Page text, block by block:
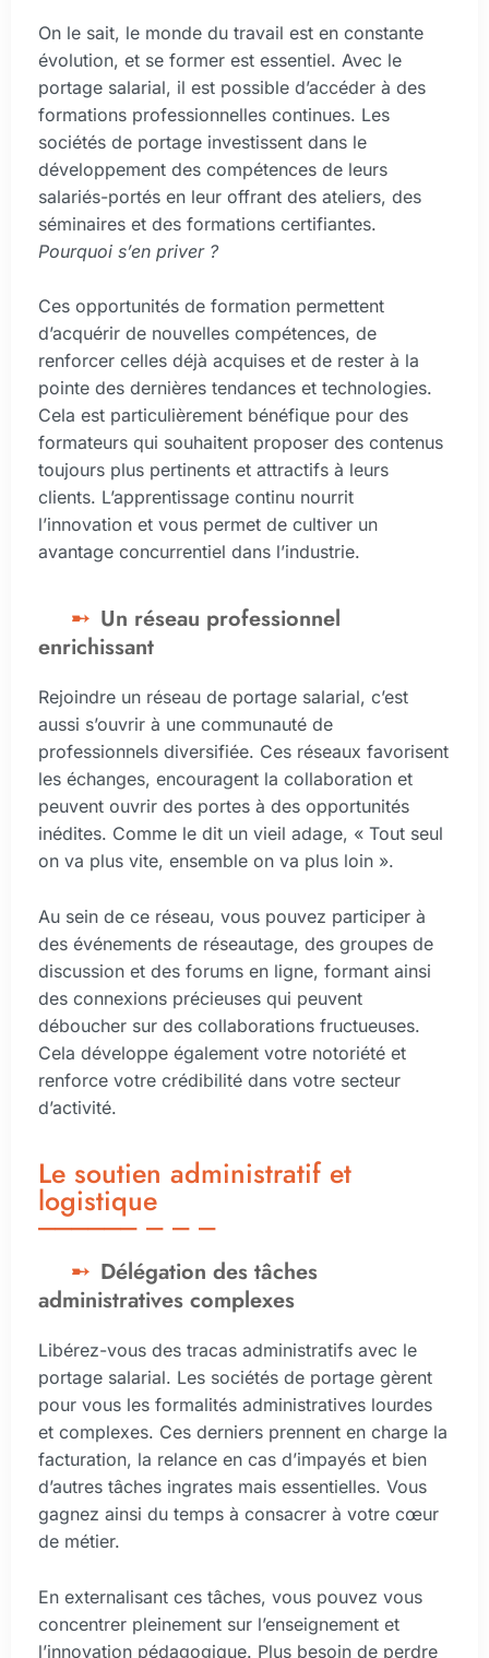
On le sait, le monde du travail est en constante
évolution, et se former est essentiel. Avec le
portage salarial, il est possible d’accéder à des
formations professionnelles continues. Les
sociétés de portage investissent dans le
développement des compétences de leurs
salariés-portés en leur offrant des ateliers, des
séminaires et des formations certifiantes.
Pourquoi s’en priver ?
Ces opportunités de formation permettent
d’acquérir de nouvelles compétences, de
renforcer celles déjà acquises et de rester à la
pointe des dernières tendances et technologies.
Cela est particulièrement bénéfique pour des
formateurs qui souhaitent proposer des contenus
toujours plus pertinents et attractifs à leurs
clients. L’apprentissage continu nourrit
l’innovation et vous permet de cultiver un
avantage concurrentiel dans l’industrie.
Un réseau professionnel
enrichissant
Rejoindre un réseau de portage salarial, c’est
aussi s’ouvrir à une communauté de
professionnels diversifiée. Ces réseaux favorisent
les échanges, encouragent la collaboration et
peuvent ouvrir des portes à des opportunités
inédites. Comme le dit un vieil adage, « Tout seul
on va plus vite, ensemble on va plus loin ».
Au sein de ce réseau, vous pouvez participer à
des événements de réseautage, des groupes de
discussion et des forums en ligne, formant ainsi
des connexions précieuses qui peuvent
déboucher sur des collaborations fructueuses.
Cela développe également votre notoriété et
renforce votre crédibilité dans votre secteur
d’activité.
Le soutien administratif et
logistique
Délégation des tâches
administratives complexes
Libérez-vous des tracas administratifs avec le
portage salarial. Les sociétés de portage gèrent
pour vous les formalités administratives lourdes
et complexes. Ces derniers prennent en charge la
facturation, la relance en cas d’impayés et bien
d’autres tâches ingrates mais essentielles. Vous
gagnez ainsi du temps à consacrer à votre cœur
de métier.
En externalisant ces tâches, vous pouvez vous
concentrer pleinement sur l’enseignement et
l’innovation pédagogique. Plus besoin de perdre